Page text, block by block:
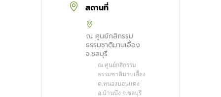
สถานที่
ณ ศูนย์กสิกรรม
ธรรมชาติมาบเอื้อง
จ.ชลบุรี
ณ ศูนย์กสิกรรม
ธรรมชาติมาบเอื้อง
ต.หนองบอนเเดง
อ.บ้านบึง จ.ชลบุรี